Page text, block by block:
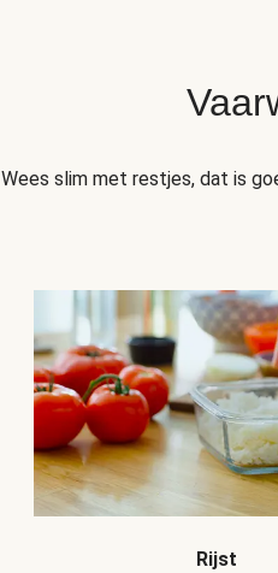
Wees slim met restjes, dat is
Rijst